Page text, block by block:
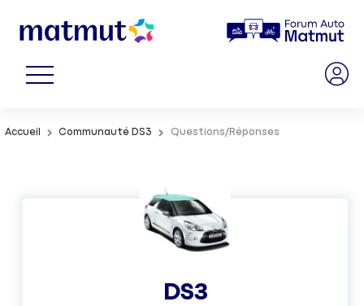
Accueil Communauté DS3 Questions/Réponses
DS3